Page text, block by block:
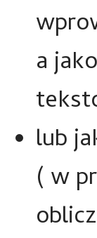
a
lub
( w